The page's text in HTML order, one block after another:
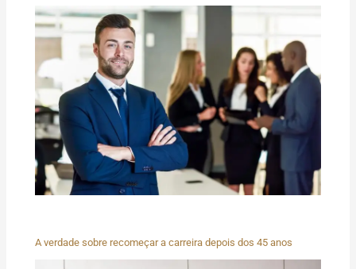
A verdade sobre recomeçar a carreira depois dos 45 anos